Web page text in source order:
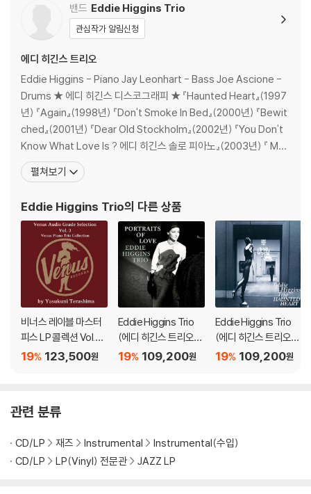
2) LP는 잦은 배송 과정에서 재킷에 손상이 발생할 가능성이 높고 재판매
가 어려우므로 신중한 구매를 부탁드립니다.
밴드 Eddie Higgins Trio
관심작가 알림신청
에디 히긴스 트리오
Eddie Higgins - Piano Jay Leonhart - Bass Joe Ascione -
Drums ★ 에디 히긴스 디스코그래피 ★ 『Haunted Heart』(1997
년) 『Again』(1998년) 『Don't Smoke In Bed』(2000년) 『Bewit
ched』(2001년) 『Dear Old Stockholm』(2002년) 『You Don't
Know What Love Is ? 에디 히긴스 솔로 피아노』(2003년) 『 Mo
onlight Becomes You ? 에디 히긴스 퀸텟 위드 스트링스』(2003
년) 『If Dreams Come
펼쳐보기
Eddie Higgins Trio의 다른 상품
비너스 레이블 마스터
피스 LP 콜렉션 Vol.3
(Venus Audio Grade
123,500원
19%
Eddie Higgins Trio
(에디 히긴스 트리오) -
Portraits of Love [2
109,200원
19%
Eddie Higgins Trio
(에디 히긴스 트리오) -
Haunted Heart [2L
109,200원
19%
관련 분류
CD/LP 재즈 Instrumental
Instrumental(수입)
CD/LP
LP(Vinyl) 전문관 JAZZ LP